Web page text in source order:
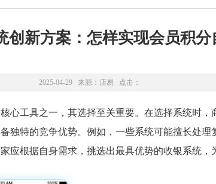
创新方案：怎样实现会员积分
2025-04-29 来源： 店易 点击：
心工具之一，其选择至关重要。在选择系统时
独特的竞争优势。例如，一些系统可能擅长处
应根据自身需求，挑选出最具优势的收银系统，